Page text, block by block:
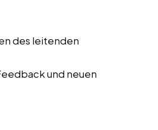
des leitenden
und neuen